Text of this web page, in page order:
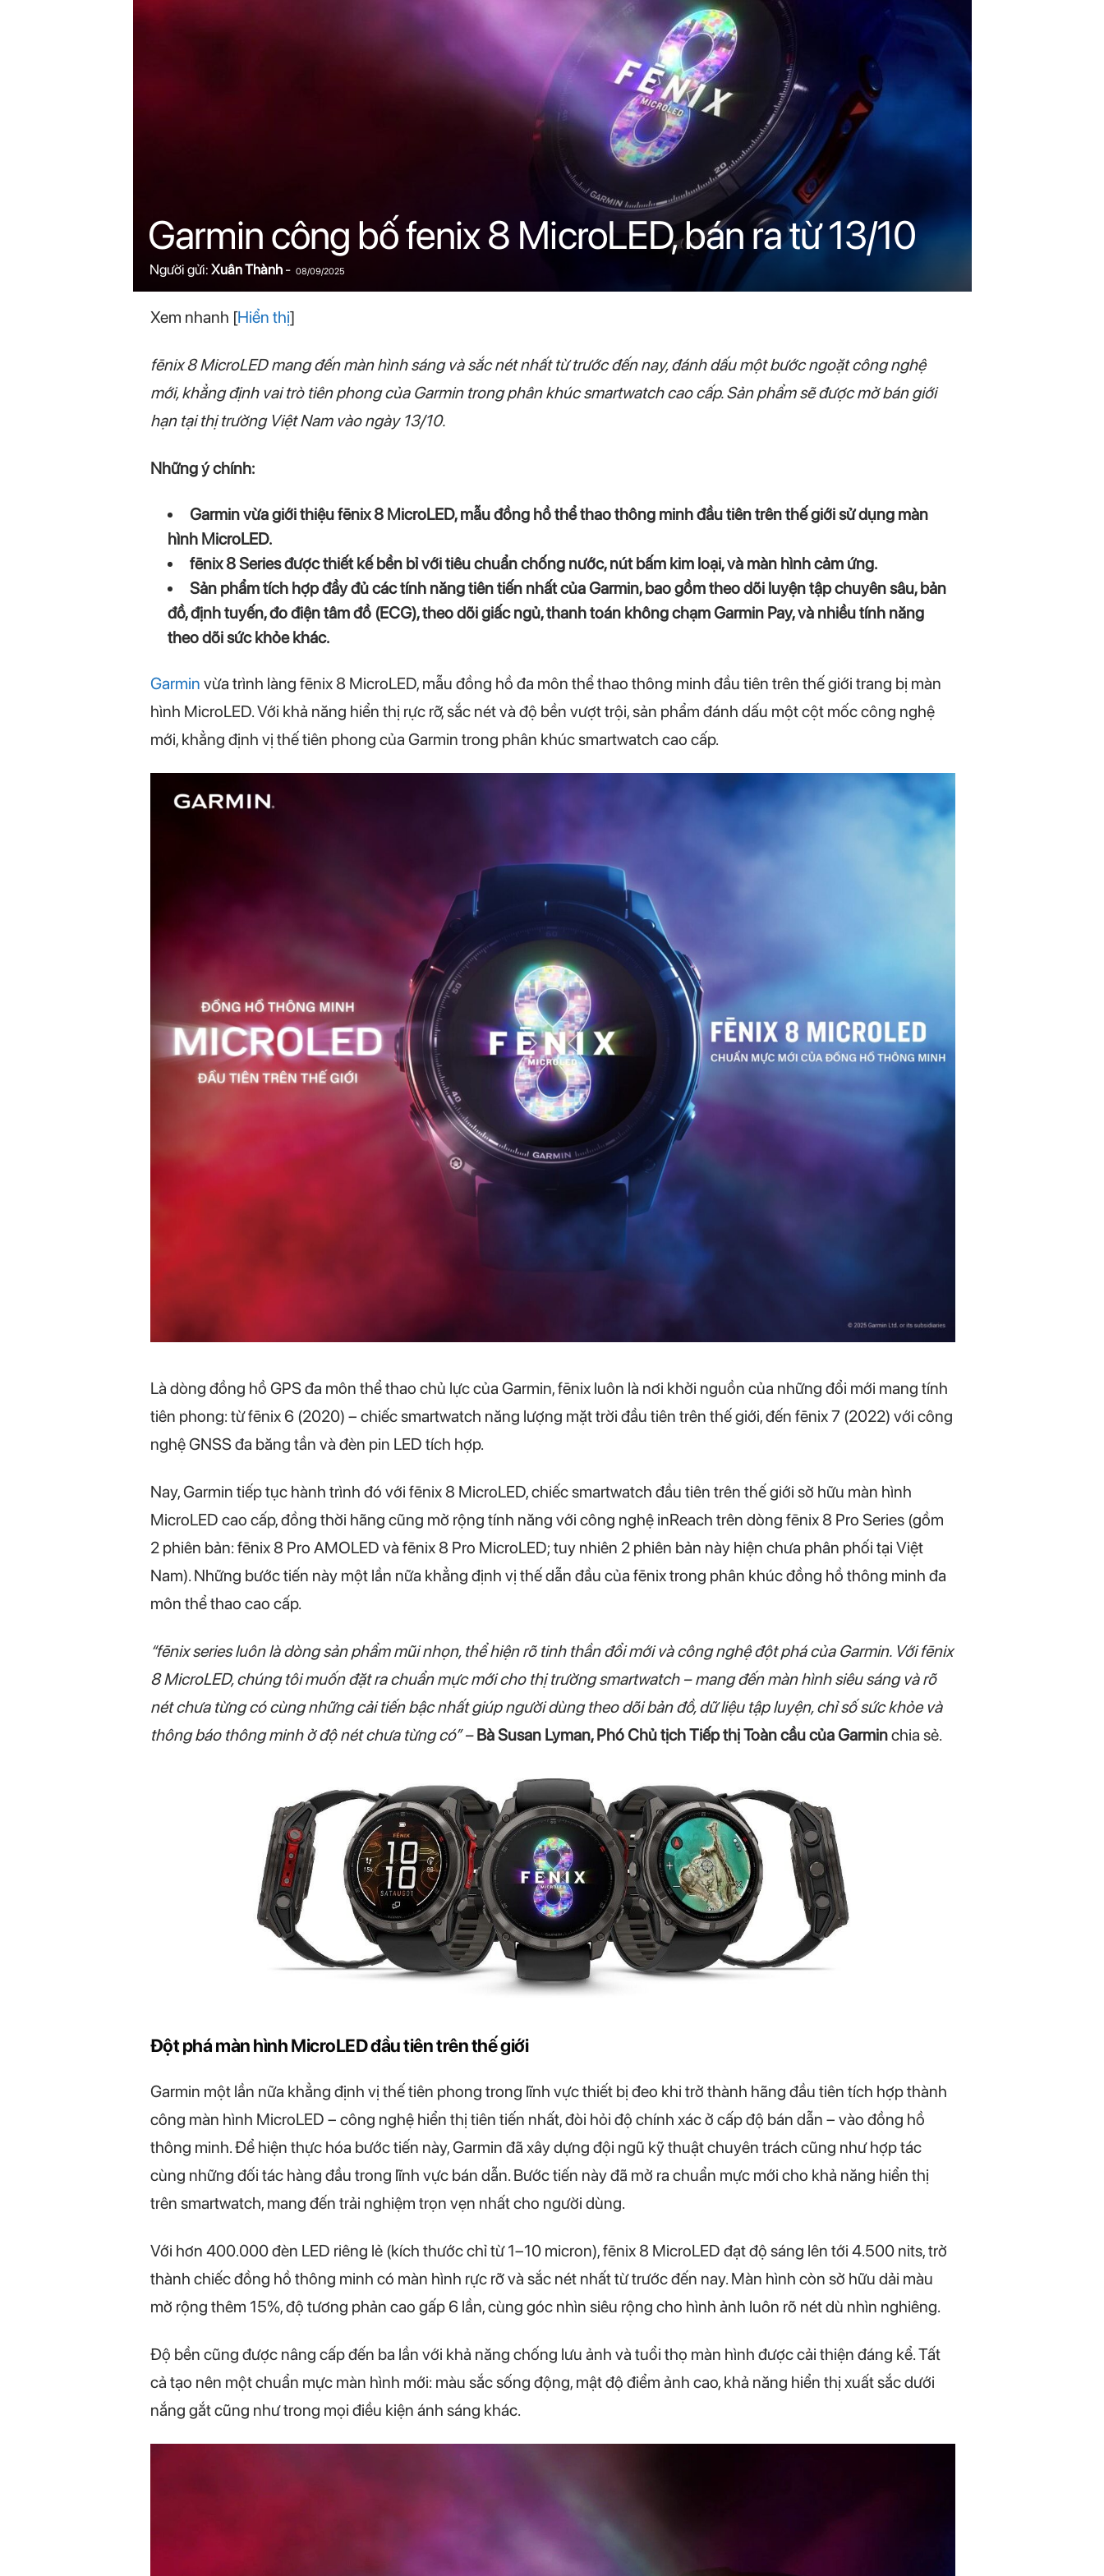
Garmin công bố fenix 8 MicroLED, bán ra từ 13/10
Người gửi: Xuân Thành- 08/09/2025
Xem nhanh [Hiển thị]
fēnix 8 MicroLED mang đến màn hình sáng và sắc nét nhất từ trước đến nay, đánh dấu một bước ngoặt công nghệ
mới, khẳng định vai trò tiên phong của Garmin trong phân khúc smartwatch cao cấp. Sản phẩm sẽ được mở bán giới
hạn tại thị trường Việt Nam vào ngày 13/10.
Những ý chính:
Garmin vừa giới thiệu fēnix 8 MicroLED, mẫu đồng hồ thể thao thông minh đầu tiên trên thế giới sử dụng màn
hình MicroLED.
fēnix 8 Series được thiết kế bền bỉ với tiêu chuẩn chống nước, nút bấm kim loại, và màn hình cảm ứng.
Sản phẩm tích hợp đầy đủ các tính năng tiên tiến nhất của Garmin, bao gồm theo dõi luyện tập chuyên sâu, bản
đồ, định tuyến, đo điện tâm đồ (ECG), theo dõi giấc ngủ, thanh toán không chạm Garmin Pay, và nhiều tính năng
theo dõi sức khỏe khác.
Garmin vừa trình làng fēnix 8 MicroLED, mẫu đồng hồ đa môn thể thao thông minh đầu tiên trên thế giới trang bị màn
hình MicroLED. Với khả năng hiển thị rực rỡ, sắc nét và độ bền vượt trội, sản phẩm đánh dấu một cột mốc công nghệ
mới, khẳng định vị thế tiên phong của Garmin trong phân khúc smartwatch cao cấp.
Là dòng đồng hồ GPS đa môn thể thao chủ lực của Garmin, fēnix luôn là nơi khởi nguồn của những đổi mới mang tính
tiên phong: từ fēnix 6 (2020) – chiếc smartwatch năng lượng mặt trời đầu tiên trên thế giới, đến fēnix 7 (2022) với công
nghệ GNSS đa băng tần và đèn pin LED tích hợp.
Nay, Garmin tiếp tục hành trình đó với fēnix 8 MicroLED, chiếc smartwatch đầu tiên trên thế giới sở hữu màn hình
MicroLED cao cấp, đồng thời hãng cũng mở rộng tính năng với công nghệ inReach trên dòng fēnix 8 Pro Series (gồm
2 phiên bản: fēnix 8 Pro AMOLED và fēnix 8 Pro MicroLED; tuy nhiên 2 phiên bản này hiện chưa phân phối tại Việt
Nam). Những bước tiến này một lần nữa khẳng định vị thế dẫn đầu của fēnix trong phân khúc đồng hồ thông minh đa
môn thể thao cao cấp.
“fēnix series luôn là dòng sản phẩm mũi nhọn, thể hiện rõ tinh thần đổi mới và công nghệ đột phá của Garmin. Với fēnix
8 MicroLED, chúng tôi muốn đặt ra chuẩn mực mới cho thị trường smartwatch – mang đến màn hình siêu sáng và rõ
nét chưa từng có cùng những cải tiến bậc nhất giúp người dùng theo dõi bản đồ, dữ liệu tập luyện, chỉ số sức khỏe và
thông báo thông minh ở độ nét chưa từng có” –Bà Susan Lyman, Phó Chủ tịch Tiếp thị Toàn cầu của Garminchia sẻ.
Đột phá màn hình MicroLED đầu tiên trên thế giới
Garmin một lần nữa khẳng định vị thế tiên phong trong lĩnh vực thiết bị đeo khi trở thành hãng đầu tiên tích hợp thành
công màn hình MicroLED – công nghệ hiển thị tiên tiến nhất, đòi hỏi độ chính xác ở cấp độ bán dẫn – vào đồng hồ
thông minh. Để hiện thực hóa bước tiến này, Garmin đã xây dựng đội ngũ kỹ thuật chuyên trách cũng như hợp tác
cùng những đối tác hàng đầu trong lĩnh vực bán dẫn. Bước tiến này đã mở ra chuẩn mực mới cho khả năng hiển thị
trên smartwatch, mang đến trải nghiệm trọn vẹn nhất cho người dùng.
Với hơn 400.000 đèn LED riêng lẻ (kích thước chỉ từ 1–10 micron), fēnix 8 MicroLED đạt độ sáng lên tới 4.500 nits, trở
thành chiếc đồng hồ thông minh có màn hình rực rỡ và sắc nét nhất từ trước đến nay. Màn hình còn sở hữu dải màu
mở rộng thêm 15%, độ tương phản cao gấp 6 lần, cùng góc nhìn siêu rộng cho hình ảnh luôn rõ nét dù nhìn nghiêng.
Độ bền cũng được nâng cấp đến ba lần với khả năng chống lưu ảnh và tuổi thọ màn hình được cải thiện đáng kể. Tất
cả tạo nên một chuẩn mực màn hình mới: màu sắc sống động, mật độ điểm ảnh cao, khả năng hiển thị xuất sắc dưới
nắng gắt cũng như trong mọi điều kiện ánh sáng khác.